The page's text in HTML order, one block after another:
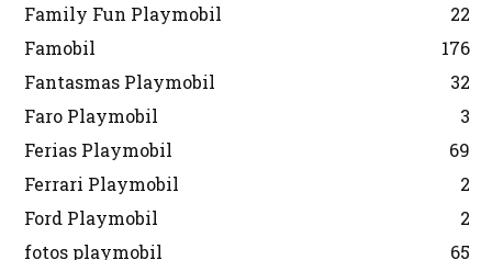
Family Fun Playmobil
22
Famobil
176
Fantasmas Playmobil
32
Faro Playmobil
3
Ferias Playmobil
69
Ferrari Playmobil
2
Ford Playmobil
2
fotos playmobil
65